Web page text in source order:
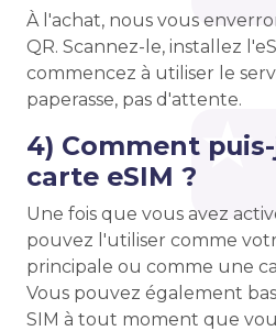
À l'achat, nous vous
QR. Scannez-le, installez
commencez à utiliser le
paperasse, pas d'attente.
4) Comment
carte eSIM ?
Une fois que vous avez
pouvez l'utiliser comme
principale ou comme une
Vous pouvez également
SIM à tout moment que